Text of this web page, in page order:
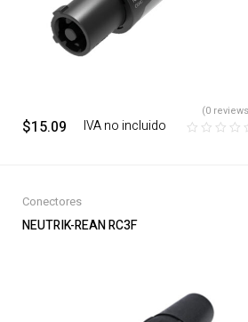
$15.09 ‎ ‎ ‎ IVA no incluido
(0
Conectores
NEUTRIK-REAN RC3F